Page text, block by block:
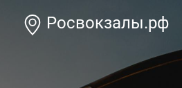
Росвокзалы.рф